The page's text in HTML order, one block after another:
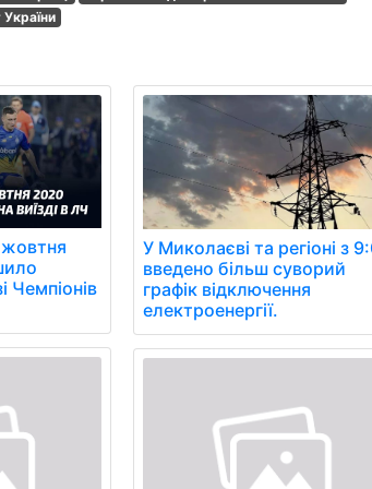
Чемпіонів
У Миколаєві та регіоні з
введено більш суворий
графік відключення
електроенергії.